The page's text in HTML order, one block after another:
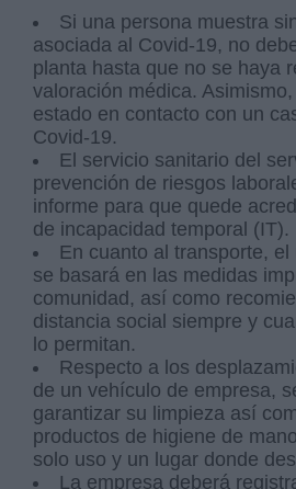
Si una persona muestra
asociada al Covid-19, no
planta hasta que no se haya
valoración médica.
estado en contacto con un
Covid-19.
El servicio sanitario del
prevención de riesgos
informe para que quede
de incapacidad temporal (IT).
En cuanto al transporte,
se basará en las medidas
comunidad, así como
distancia social siempre y
lo permitan.
Respecto a los
de un vehículo de empresa,
garantizar su limpieza así
productos de higiene de
solo uso y un lugar donde
La empresa deberá